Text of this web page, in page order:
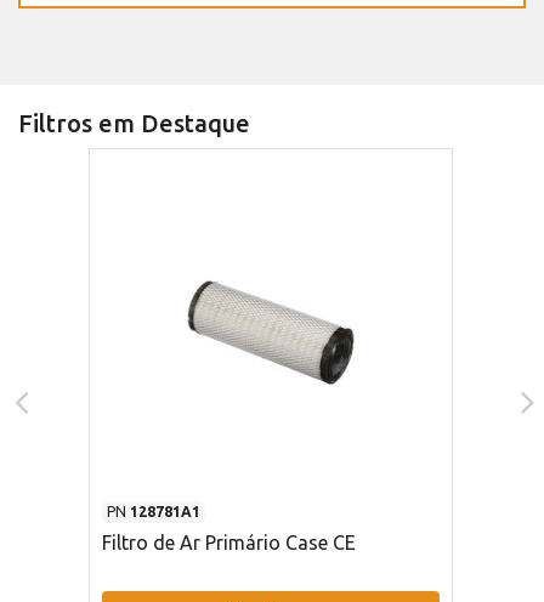
Filtros em Destaque
PN 128781A1
Filtro de Ar Primário Case CE